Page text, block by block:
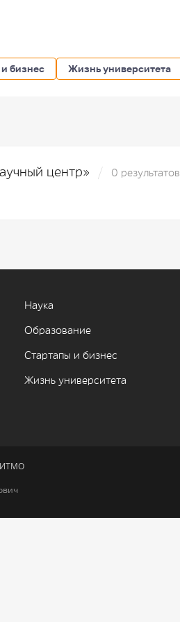
бизнес Жизнь университета
центр» 0 результатов
Наука
Образование
Стартапы и бизнес
Жизнь университета
ИТМО